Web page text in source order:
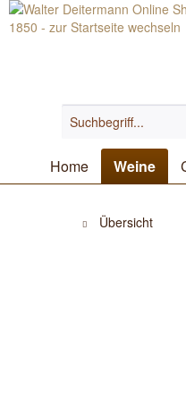
Home Weine
Übersicht